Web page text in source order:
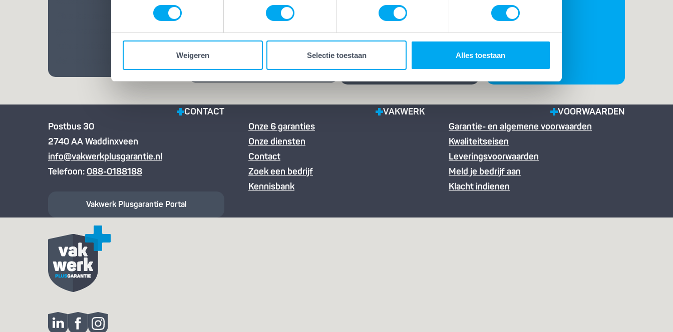
Weigeren Selectie toestaan Alles toestaan
Plus-bedrijven ben je extra
goed verzekerd. Dankzij een
mensen die hun vak verstaan.
Opgeleid, gecertificeerd en/of
vele jaren praktijkervaring. Geen
praatjes, maar bewezen
vakmanschap.
jarenlange garantie op het
werk kies je voor rust en
zekerheid. Want goed werk
blijft goed, ook lang nadat de
klus is afgerond.
CONTACT
Postbus 30
2740 AA Waddinxveen
info@vakwerkplusgarantie.nl
Telefoon: 088-0188188
Vakwerk Plusgarantie Portal
VAKWERK
Onze 6 garanties
Onze diensten
Contact
Zoek een bedrijf
Kennisbank
VOORWAARDEN
Garantie- en algemene voorwaarden
Kwaliteitseisen
Leveringsvoorwaarden
Meld je bedrijf aan
Klacht indienen